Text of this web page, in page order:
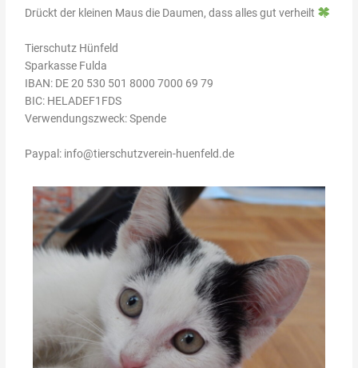
Drückt der kleinen Maus die Daumen, dass alles gut verheilt
Tierschutz Hünfeld
Sparkasse Fulda
IBAN: DE 20 530 501 8000 7000 69 79
BIC: HELADEF1FDS
Verwendungszweck: Spende
Paypal: info@tierschutzverein-huenfeld.de